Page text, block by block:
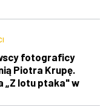
fotograficy
Piotra Krupę.
„Z lotu ptaka" w